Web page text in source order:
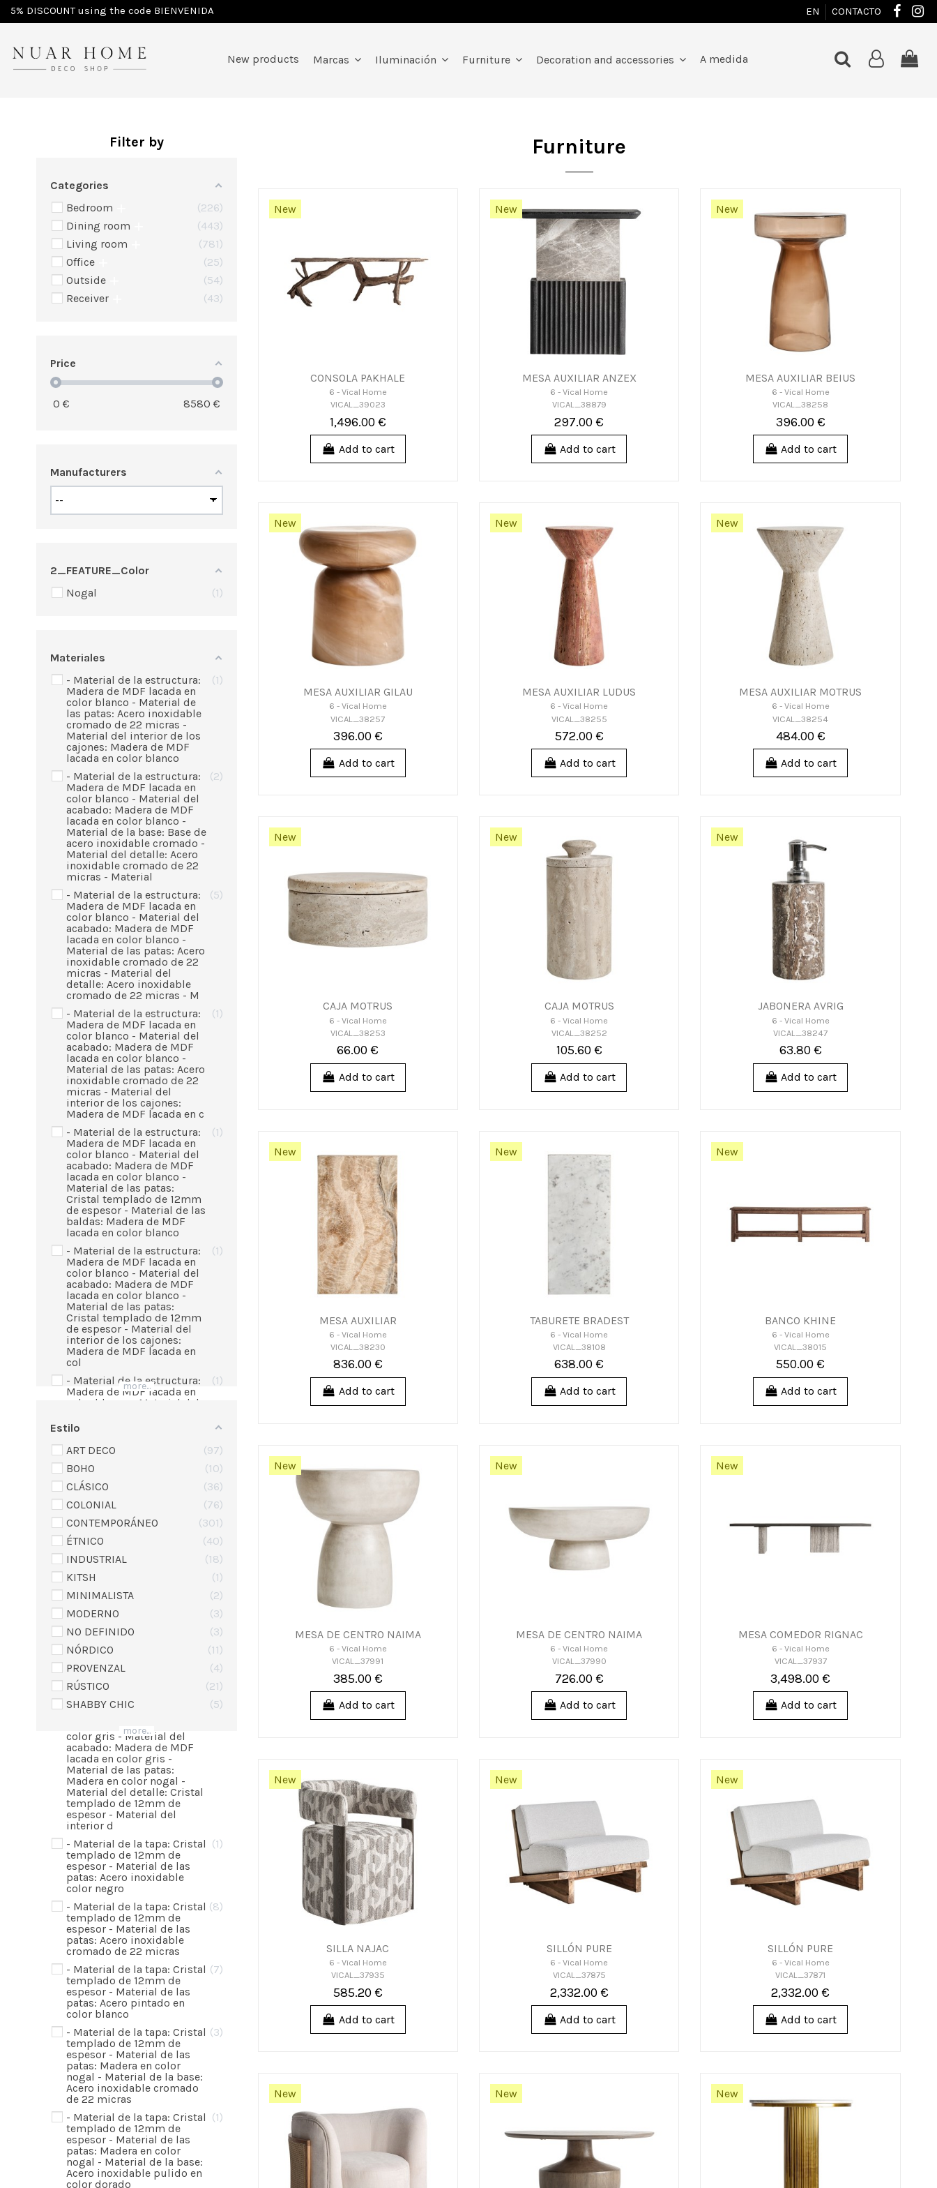
5% DISCOUNT using the code BIENVENIDA EN CONTACTO
New products Marcas Iluminación Furniture Decoration and accessories A medida
Home Furniture
Furniture
New
CONSOLA PAKHALE
6 - Vical Home
VICAL_39023
1,496.00 €
Add to cart
New
MESA AUXILIAR ANZEX
6 - Vical Home
VICAL_38879
297.00 €
Add to cart
New
MESA AUXILIAR BEIUS
6 - Vical Home
VICAL_38258
396.00 €
Add to cart
New
MESA AUXILIAR GILAU
6 - Vical Home
VICAL_38257
396.00 €
Add to cart
New
MESA AUXILIAR LUDUS
6 - Vical Home
VICAL_38255
572.00 €
Add to cart
New
MESA AUXILIAR MOTRUS
6 - Vical Home
VICAL_38254
484.00 €
Add to cart
New
CAJA MOTRUS
6 - Vical Home
VICAL_38253
66.00 €
Add to cart
New
CAJA MOTRUS
6 - Vical Home
VICAL_38252
105.60 €
Add to cart
New
JABONERA AVRIG
6 - Vical Home
VICAL_38247
63.80 €
Add to cart
New
MESA AUXILIAR
6 - Vical Home
VICAL_38230
836.00 €
Add to cart
New
TABURETE BRADEST
6 - Vical Home
VICAL_38108
638.00 €
Add to cart
New
BANCO KHINE
6 - Vical Home
VICAL_38015
550.00 €
Add to cart
New
MESA DE CENTRO NAIMA
6 - Vical Home
VICAL_37991
385.00 €
Add to cart
New
MESA DE CENTRO NAIMA
6 - Vical Home
VICAL_37990
726.00 €
Add to cart
New
MESA COMEDOR RIGNAC
6 - Vical Home
VICAL_37937
3,498.00 €
Add to cart
New
SILLA NAJAC
6 - Vical Home
VICAL_37935
585.20 €
Add to cart
New
SILLÓN PURE
6 - Vical Home
VICAL_37875
2,332.00 €
Add to cart
New
SILLÓN PURE
6 - Vical Home
VICAL_37871
2,332.00 €
Add to cart
New New New
Filter by
Categories
Bedroom
226
Dining room
443
Living room
781
Office
25
Outside
54
Receiver
43
Price
0 € 8580 €
Manufacturers
2_FEATURE_Color
Nogal
1
Materiales
- Material de la estructura:
Madera de MDF lacada en
color blanco - Material de
las patas: Acero inoxidable
cromado de 22 micras -
Material del interior de los
cajones: Madera de MDF
lacada en color blanco
1
- Material de la estructura:
Madera de MDF lacada en
color blanco - Material del
acabado: Madera de MDF
lacada en color blanco -
Material de la base: Base de
acero inoxidable cromado -
Material del detalle: Acero
inoxidable cromado de 22
micras - Material
2
- Material de la estructura:
Madera de MDF lacada en
color blanco - Material del
acabado: Madera de MDF
lacada en color blanco -
Material de las patas: Acero
inoxidable cromado de 22
micras - Material del
detalle: Acero inoxidable
cromado de 22 micras - M
5
- Material de la estructura:
Madera de MDF lacada en
color blanco - Material del
acabado: Madera de MDF
lacada en color blanco -
Material de las patas: Acero
inoxidable cromado de 22
micras - Material del
interior de los cajones:
Madera de MDF lacada en c
1
- Material de la estructura:
Madera de MDF lacada en
color blanco - Material del
acabado: Madera de MDF
lacada en color blanco -
Material de las patas:
Cristal templado de 12mm
de espesor - Material de las
baldas: Madera de MDF
lacada en color blanco
1
- Material de la estructura:
Madera de MDF lacada en
color blanco - Material del
acabado: Madera de MDF
lacada en color blanco -
Material de las patas:
Cristal templado de 12mm
de espesor - Material del
interior de los cajones:
Madera de MDF lacada en
col
1
- Material de la estructura:
Madera de MDF lacada en
color blanco - Material del
lacada en color blanco -
Material de las patas:
Tapones pvc negro -
Material del interior de los
cajones: Madera de MDF
lacada en color blanco
1
- Material de la estructura:
Madera de MDF lacada en
color gris - Material de las
patas: Madera en color
nogal - Material del interior
de los cajones: Madera de
MDF lacada en color gris
1
- Material de la estructura:
Madera de MDF lacada en
acabado: Madera de MDF
lacada en color gris -
Material de las patas:
Madera en color nogal -
Material del detalle: Cristal
templado de 12mm de
espesor - Material de las
1
color gris - Material del
acabado: Madera de MDF
lacada en color gris -
Material de las patas:
Madera en color nogal -
Material del detalle: Cristal
templado de 12mm de
espesor - Material del
interior d
- Material de la tapa: Cristal
templado de 12mm de
espesor - Material de las
patas: Acero inoxidable
color negro
1
- Material de la tapa: Cristal
templado de 12mm de
espesor - Material de las
patas: Acero inoxidable
cromado de 22 micras
8
- Material de la tapa: Cristal
templado de 12mm de
espesor - Material de las
patas: Acero pintado en
color blanco
7
- Material de la tapa: Cristal
templado de 12mm de
espesor - Material de las
patas: Madera en color
nogal - Material de la base:
Acero inoxidable cromado
de 22 micras
3
- Material de la tapa: Cristal
templado de 12mm de
espesor - Material de las
patas: Madera en color
nogal - Material de la base:
Acero inoxidable pulido en
color dorado
1
more...
Estilo
ART DECO
97
BOHO
10
CLÁSICO
36
COLONIAL
76
CONTEMPORÁNEO
301
ÉTNICO
40
INDUSTRIAL
18
KITSH
1
MINIMALISTA
2
MODERNO
3
NO DEFINIDO
3
NÓRDICO
11
PROVENZAL
4
RÚSTICO
21
SHABBY CHIC
5
more...